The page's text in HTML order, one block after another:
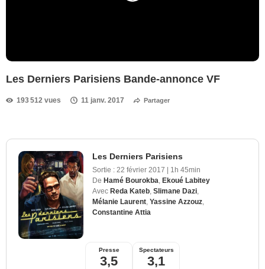
Les Derniers Parisiens Bande-annonce VF
193 512 vues 11 janv. 2017 Partager
Les Derniers Parisiens
Sortie : 22 février 2017 | 1h 45min
De Hamé Bourokba Ekoué Labitey
Avec Reda Kateb Slimane Dazi
Mélanie Laurent Yassine Azzouz
Constantine Attia
Presse
3,5
Spectateurs
3,1